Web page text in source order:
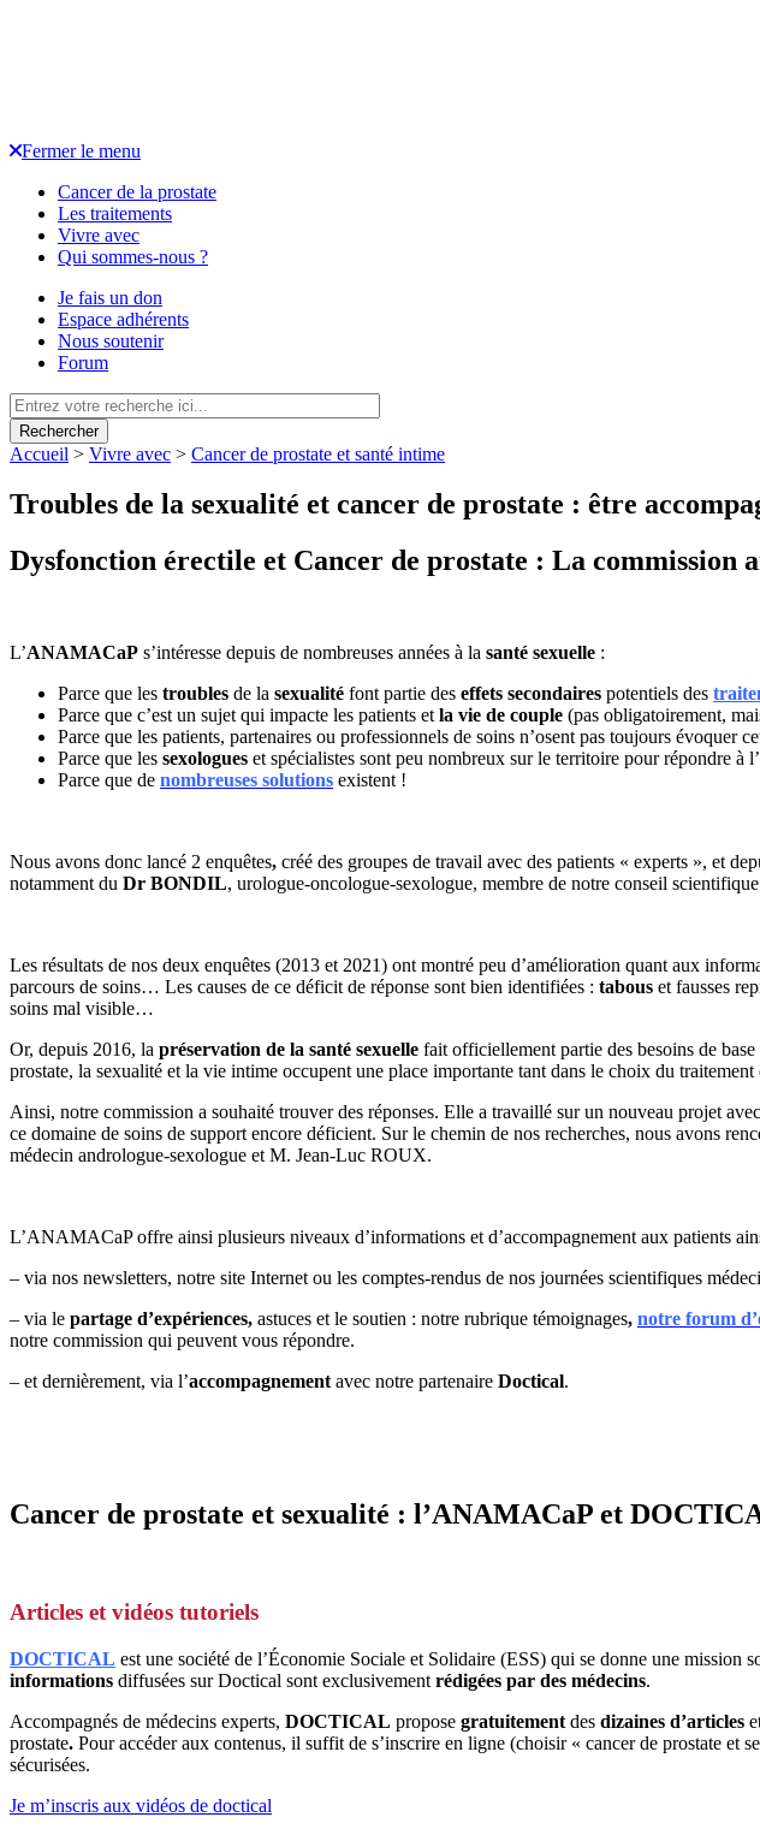
Fermer le menu
Cancer de la prostate
Les traitements
Vivre avec
Qui sommes-nous ?
Je fais un don
Espace adhérents
Nous soutenir
Forum
Rechercher
Accueil > Vivre avec > Cancer de prostate et santé intime
Troubles de la sexualité et cancer de prostate : être
Dysfonction érectile et Cancer de prostate : La commission
L’ANAMACaP s’intéresse depuis de nombreuses années à la santé sexuelle :
Parce que les troubles de la sexualité font partie des effets secondaires potentiels des
Parce que c’est un sujet qui impacte les patients et la vie de couple (pas obligatoirement,
Parce que les patients, partenaires ou professionnels de soins n’osent pas toujours évoquer
Parce que les sexologues et spécialistes sont peu nombreux sur le territoire pour répondre à
Parce que de nombreuses solutions existent !
Nous avons donc lancé 2 enquêtes, créé des groupes de travail avec des patients « experts », et
notamment du Dr BONDIL, urologue-oncologue-sexologue, membre de notre conseil
Les résultats de nos deux enquêtes (2013 et 2021) ont montré peu d’amélioration quant aux
parcours de soins… Les causes de ce déficit de réponse sont bien identifiées : tabous et fausses
soins mal visible…
Or, depuis 2016, la préservation de la santé sexuelle fait officiellement partie des besoins de base
prostate, la sexualité et la vie intime occupent une place importante tant dans le choix du
Ainsi, notre commission a souhaité trouver des réponses. Elle a travaillé sur un nouveau projet
ce domaine de soins de support encore déficient. Sur le chemin de nos recherches, nous avons
médecin andrologue-sexologue et M. Jean-Luc ROUX.
L’ANAMACaP offre ainsi plusieurs niveaux d’informations et d’accompagnement aux patients
– via nos newsletters, notre site Internet ou les comptes-rendus de nos journées scientifiques
– via le partage d’expériences, astuces et le soutien : notre rubrique témoignages, notre forum
notre commission qui peuvent vous répondre.
– et dernièrement, via l’accompagnement avec notre partenaire Doctical.
Cancer de prostate et sexualité : l’ANAMACaP et
Articles et vidéos tutoriels
DOCTICAL est une société de l’Économie Sociale et Solidaire (ESS) qui se donne une
informations diffusées sur Doctical sont exclusivement rédigées par des médecins.
Accompagnés de médecins experts, DOCTICAL propose gratuitement des dizaines d’articles
prostate. Pour accéder aux contenus, il suffit de s’inscrire en ligne (choisir « cancer de prostate
sécurisées.
Je m’inscris aux vidéos de doctical